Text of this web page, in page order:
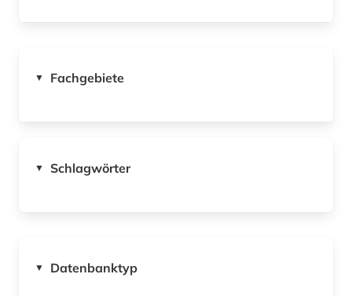
▼ Fachgebiete
▼ Schlagwörter
▼ Datenbanktyp